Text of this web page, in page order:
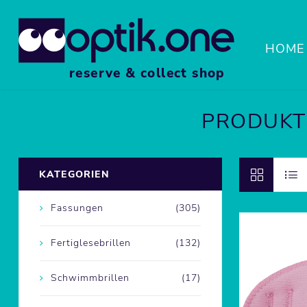
reserve & collect shop
HOME
KATEGORIEN
(305)
Fassungen
(132)
Fertiglesebrillen
(17)
Schwimmbrillen